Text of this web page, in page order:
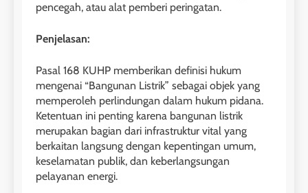
pencegah, atau alat pemberi peringatan.
Penjelasan:
Pasal 168 KUHP memberikan definisi hukum
mengenai “Bangunan Listrik” sebagai objek yang
memperoleh perlindungan dalam hukum pidana.
Ketentuan ini penting karena bangunan listrik
merupakan bagian dari infrastruktur vital yang
berkaitan langsung dengan kepentingan umum,
keselamatan publik, dan keberlangsungan
pelayanan energi.